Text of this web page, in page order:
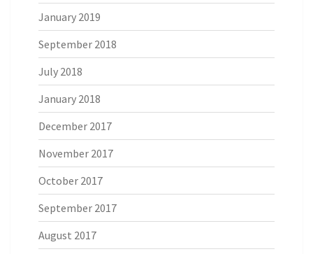
January 2019
September 2018
July 2018
January 2018
December 2017
November 2017
October 2017
September 2017
August 2017